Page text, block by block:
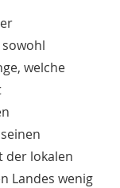
welche
der lokalen
Landes wenig